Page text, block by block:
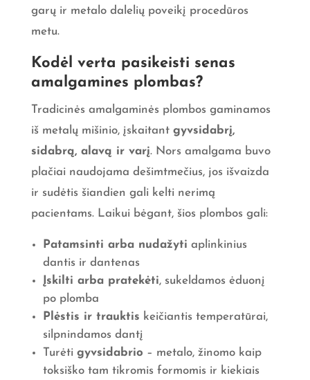
garų ir metalo dalelių poveikį procedūros
metu.
Kodėl verta pasikeisti senas
amalgamines plombas?
Tradicinės amalgaminės plombos gaminamos
iš metalų mišinio, įskaitant gyvsidabrį,
sidabrą, alavą ir varį. Nors amalgama buvo
plačiai naudojama dešimtmečius, jos išvaizda
ir sudėtis šiandien gali kelti nerimą
pacientams. Laikui bėgant, šios plombos gali:
Patamsinti arba nudažyti aplinkinius
dantis ir dantenas
Įskilti arba pratekėti, sukeldamos ėduonį
po plomba
Plėstis ir trauktis keičiantis temperatūrai,
silpnindamos dantį
Turėti gyvsidabrio – metalo, žinomo kaip
toksiško tam tikromis formomis ir kiekiais